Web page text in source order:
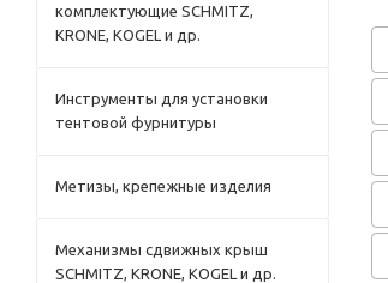
комплектующие SCHMITZ,
KRONE, KOGEL и др.
Инструменты для установки
тентовой фурнитуры
Метизы, крепежные изделия
Механизмы сдвижных крыш
SCHMITZ, KRONE, KOGEL и др.